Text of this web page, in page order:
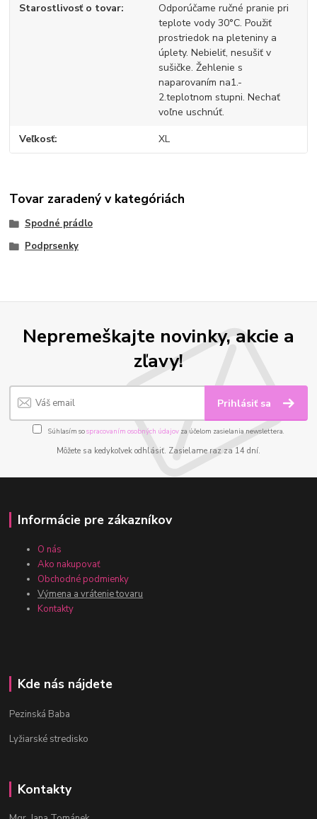
Starostlivosť o tovar
Odporúčame ručné pranie pri
teplote vody 30°C. Použiť
prostriedok na pleteniny a
úplety. Nebieliť, nesušiť v
sušičke. Žehlenie s
naparovaním na1.-
2.teplotnom stupni. Nechať
voľne uschnúť.
Veľkosť XL
Tovar zaradený v kategóriách
Spodné prádlo
Podprsenky
Nepremeškajte novinky, akcie a
zľavy!
Prihlásiť sa
Súhlasím sospracovaním osobných údajov za účelom zasielania newslettera.
Môžete sa kedykoľvek odhlásiť. Zasielame raz za 14 dní.
Informácie pre zákazníkov
O nás
Ako nakupovať
Obchodné podmienky
Výmena a vrátenie tovaru
Kontakty
Kde nás nájdete
Pezinská Baba
Lyžiarské stredisko
Kontakty